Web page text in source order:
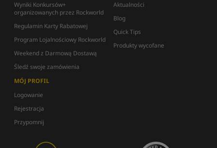
Wyniki Konkursów+
organizowanych przez Rockworld
Regulamin Karty Rabatowej
Program Lojalnościowy Rockworld
Weekend z Darmową Dostawą
Śledź swoje zamówienia
Aktualności
Blog
Quick Tips
Produkty wycofane
MÓJ PROFIL
Logowanie
Rejestracja
Przypomnij